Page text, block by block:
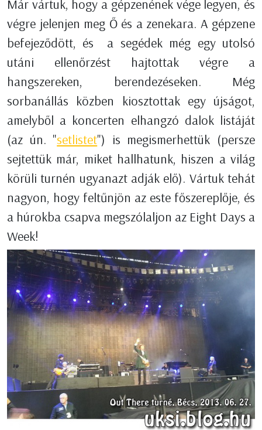
Már vártuk, hogy a gépzenének vége legyen, és
végre jelenjen meg Ő és a zenekara. A gépzene
befejeződött, és a segédek még egy utolsó
utáni ellenőrzést hajtottak végre a
hangszereken, berendezéseken. Még
sorbanállás közben kiosztottak egy újságot,
amelyből a koncerten elhangzó dalok listáját
(az ún. "setlistet") is megismerhettük (persze
sejtettük már, miket hallhatunk, hiszen a világ
körüli turnén ugyanazt adják elő). Vártuk tehát
nagyon, hogy feltűnjön az este főszereplője, és
a húrokba csapva megszólaljon az Eight Days a
Week!